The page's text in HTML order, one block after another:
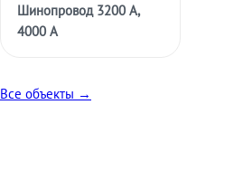
Шинопровод 3200 А,
4000 А
Все объекты →